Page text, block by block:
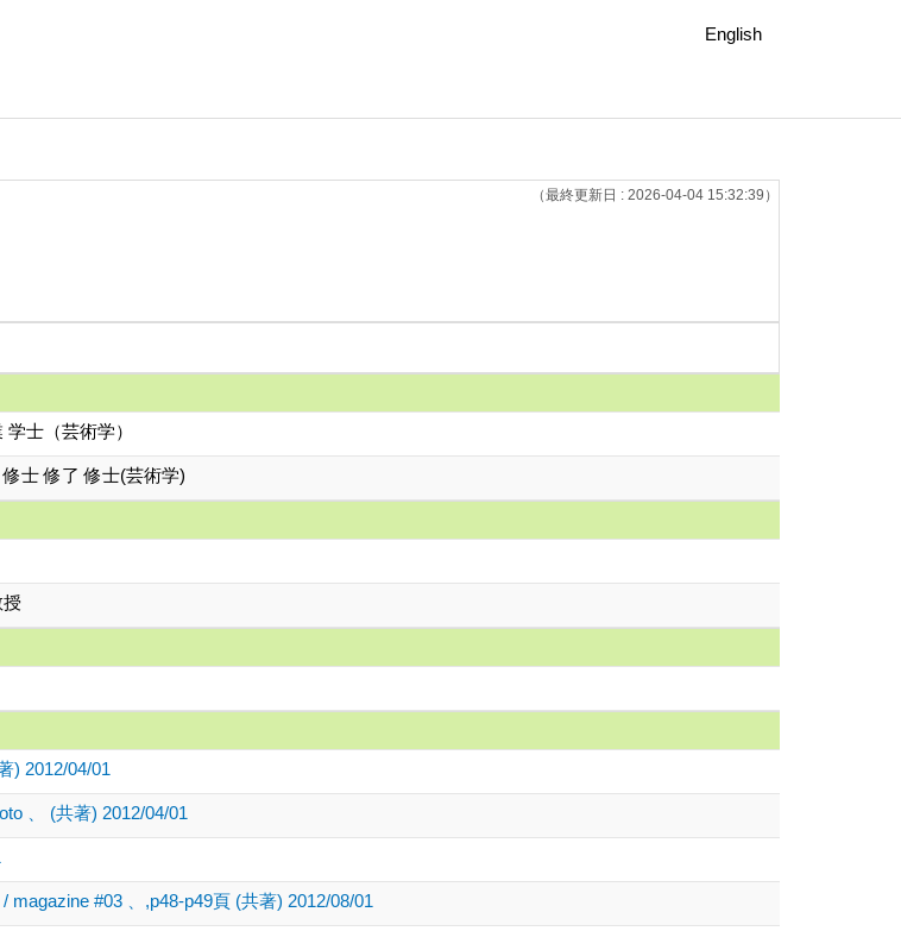
English
（最終更新日 : 2026-04-04 15:32:39）
士（芸術学）
士 修了 修士(芸術学)
授
) 2012/04/01
、 (共著) 2012/04/01
#03 、,p48-p49頁 (共著) 2012/08/01